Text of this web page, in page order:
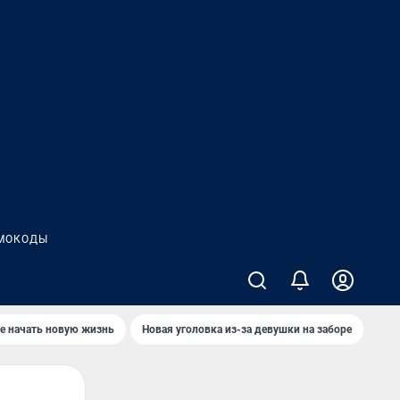
начать новую жизнь Новая уголовка из-за девушки на заборе